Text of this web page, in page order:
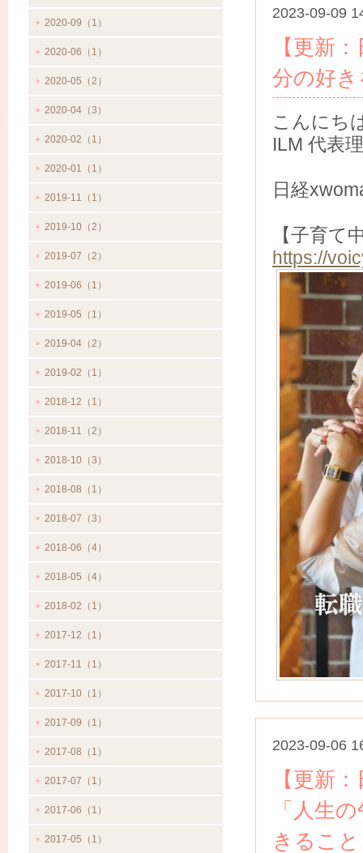
2023-09-09
【更新
分の好
こんにち
ILM 代表
日経
【子育て
https://
2023-09-06
【更新
「人生
きること
2020-09（1）
2020-06（1）
2020-05（2）
2020-04（3）
2020-02（1）
2020-01（1）
2019-11（1）
2019-10（2）
2019-07（2）
2019-06（1）
2019-05（1）
2019-04（2）
2019-02（1）
2018-12（1）
2018-11（2）
2018-10（3）
2018-08（1）
2018-07（3）
2018-06（4）
2018-05（4）
2018-02（1）
2017-12（1）
2017-11（1）
2017-10（1）
2017-09（1）
2017-08（1）
2017-07（1）
2017-06（1）
2017-05（1）